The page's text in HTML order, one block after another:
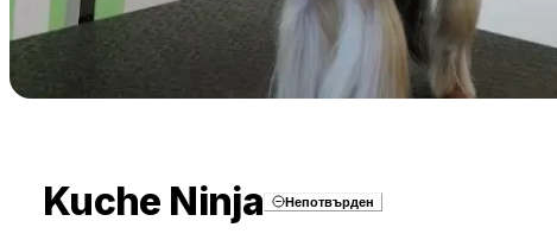
Kuche Ninja Непотвърден